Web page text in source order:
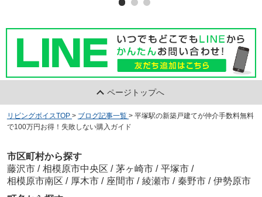
ページトップへ
リビングボイスTOP > ブログ記事一覧 > 平塚駅の新築戸建てが仲介手数料無料
で100万円お得！失敗しない購入ガイド
市区町村から探す
藤沢市 / 相模原市中央区 / 茅ヶ崎市 / 平塚市 /
相模原市南区 / 厚木市 / 座間市 / 綾瀬市 / 秦野市 / 伊勢原市